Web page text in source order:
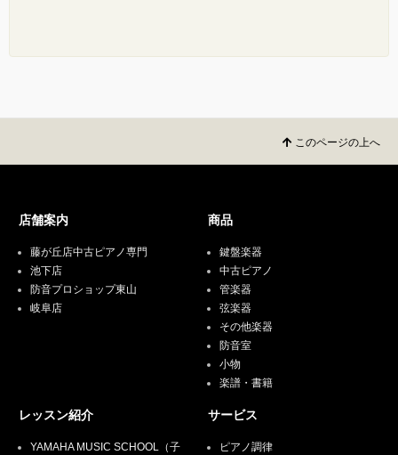
このページの上へ
店舗案内
藤が丘店中古ピアノ専門
池下店
防音プロショップ東山
岐阜店
商品
鍵盤楽器
中古ピアノ
管楽器
弦楽器
その他楽器
防音室
小物
楽譜・書籍
レッスン紹介
YAMAHA MUSIC SCHOOL（子
サービス
ピアノ調律